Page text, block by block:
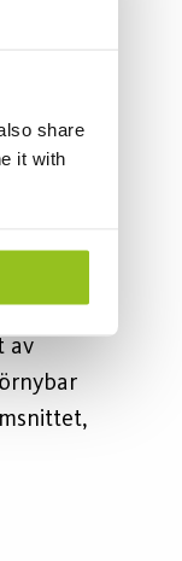
share
it with
att
av